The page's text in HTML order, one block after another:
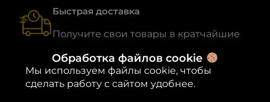
Быстрая доставка
Получите свои товары в кратчайшие
Обработка файлов cookie
Мы используем файлы cookie, чтобы
сделать работу с сайтом удобнее.